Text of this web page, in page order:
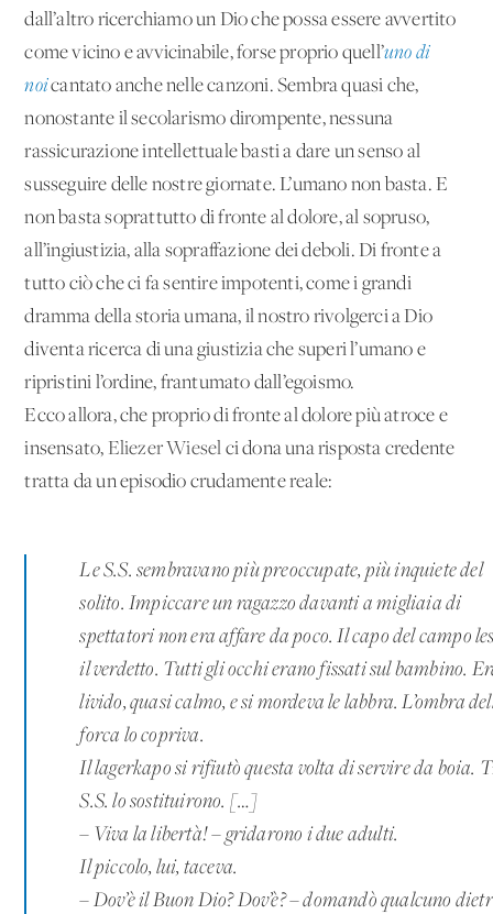
dall’altro ricerchiamo un Dio che possa essere avvertito
come vicino e avvicinabile, forse proprio quell’uno di
noicantato anche nelle canzoni. Sembra quasi che,
nonostante il secolarismo dirompente, nessuna
rassicurazione intellettuale basti a dare un senso al
susseguire delle nostre giornate. L’umano non basta. E
non basta soprattutto di fronte al dolore, al sopruso,
all’ingiustizia, alla sopraffazione dei deboli. Di fronte a
tutto ciò che ci fa sentire impotenti, come i grandi
dramma della storia umana, il nostro rivolgerci a Dio
diventa ricerca di una giustizia che superi l’umano e
ripristini l’ordine, frantumato dall’egoismo.
Ecco allora, che proprio di fronte al dolore più atroce e
insensato, Eliezer Wiesel ci dona una risposta credente
tratta da un episodio crudamente reale:
Le S.S. sembravano più preoccupate, più inquiete del
solito. Impiccare un ragazzo davanti a migliaia di
spettatori non era affare da poco. Il capo del campo
il verdetto. Tutti gli occhi erano fissati sul bambino.
livido, quasi calmo, e si mordeva le labbra. L’ombra
forca lo copriva.
Il lagerkapo si rifiutò questa volta di servire da boia.
S.S. lo sostituirono. […]
– Viva la libertà! – gridarono i due adulti.
Il piccolo, lui, taceva.
– Dov’è il Buon Dio? Dov’è? – domandò qualcuno